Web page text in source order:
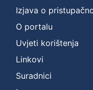
Izjava o
O portalu
Uvjeti korištenja
Linkovi
Suradnici